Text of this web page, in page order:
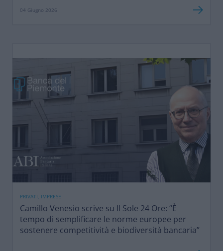
04 Giugno 2026
PRIVATI, IMPRESE
Camillo Venesio scrive su Il Sole 24 Ore: “È
tempo di semplificare le norme europee per
sostenere competitività e biodiversità bancaria”